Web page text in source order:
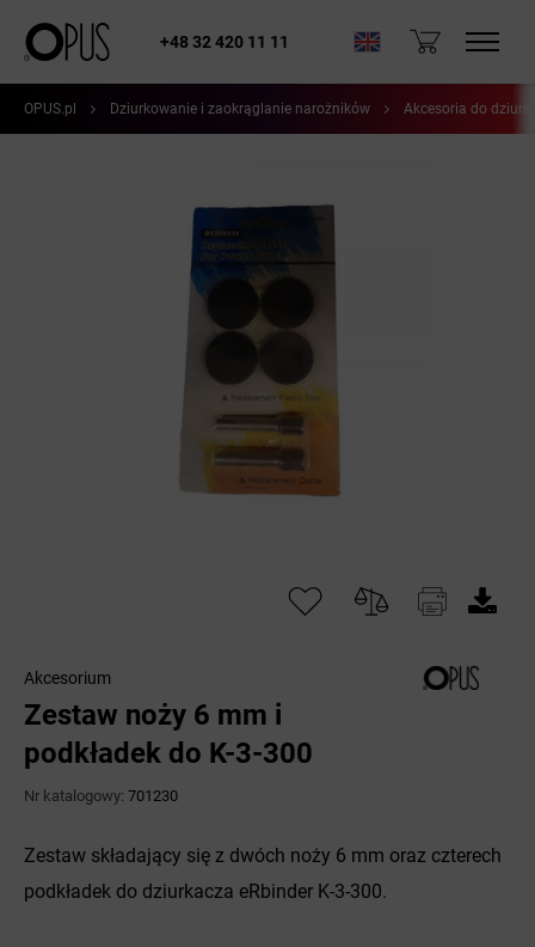
+48 32 420 11 11
OPUS.pl Dziurkowanie i zaokrąglanie narożników Akcesoria do
Akcesorium
Zestaw noży 6 mm i
podkładek do K-3-300
Nr katalogowy: 701230
Zestaw składający się z dwóch noży 6 mm oraz czterech
podkładek do dziurkacza eRbinder K-3-300.